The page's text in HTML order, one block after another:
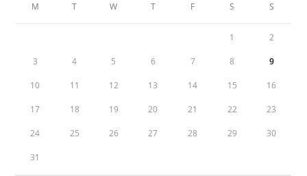
M T W T F S S
1 2
3 4 5 6 7 8 9
10 11 12 13 14 15 16
17 18 19 20 21 22 23
24 25 26 27 28 29 30
31